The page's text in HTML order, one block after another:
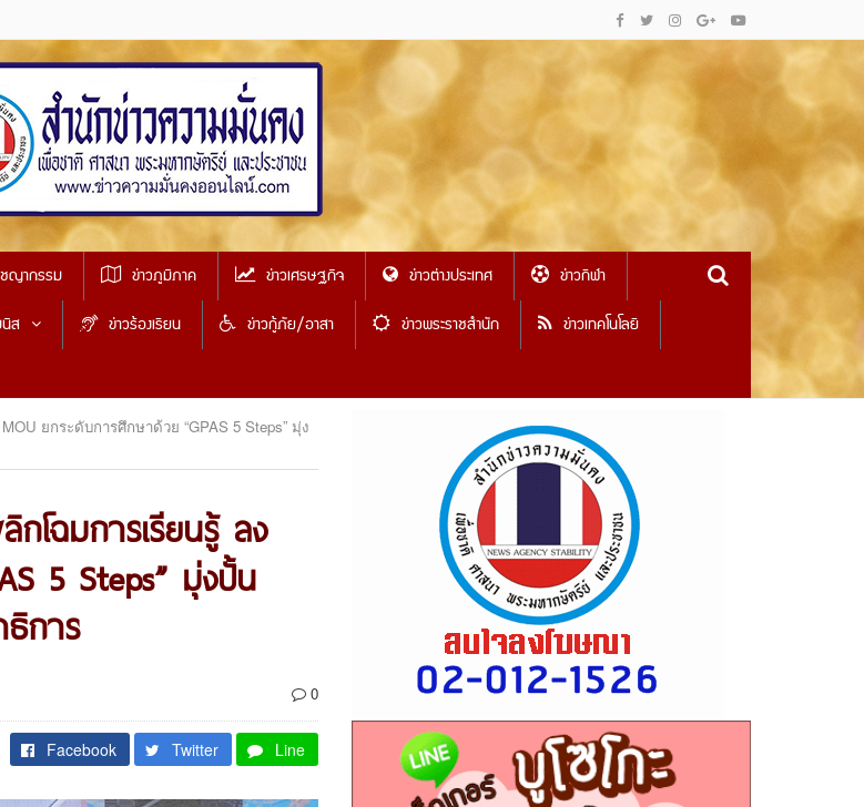
ญากรรม ข่าวภูมิภาค ข่าวเศรษฐกิจ ข่าวต่างประเทศ
ข่าวกีฬา
ส ข่าวร้องเรียน ข่าวกู้ภัย/อาสา ข่าวพระราชสำนัก
ข่าวเทคโนโลยี
ยกระดับการศึกษาด้วย “GPAS 5 Steps” มุ่ง
โฉมการเรียนรู้ ลง
5 Steps” มุ่งปั้น
การ
0
Facebook Twitter Line